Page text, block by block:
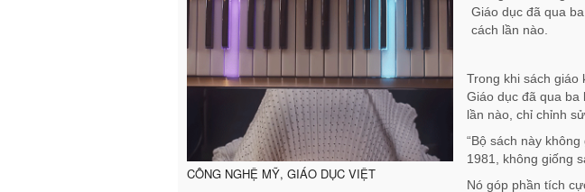
CÔNG NGHỆ MỸ, GIÁO DỤC VIỆT
Giáo dục đã qua
cách lần nào.
Trong khi sách giáo
Giáo dục đã qua ba
lần nào, chỉ chỉnh
“Bộ sách này
1981, không giống
Nó góp phần tích